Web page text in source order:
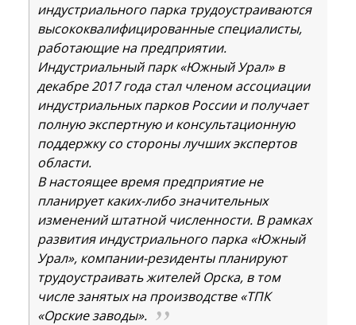
индустриального парка трудоустраиваются
высококвалифицированные специалисты,
работающие на предприятии.
Индустриальный парк «Южный Урал» в
декабре 2017 года стал членом ассоциации
индустриальных парков России и получает
полную экспертную и консультационную
поддержку со стороны лучших экспертов
области.
В настоящее время предприятие не
планирует каких-либо значительных
изменений штатной численности. В рамках
развития индустриального парка «Южный
Урал», компании-резиденты планируют
трудоустраивать жителей Орска, в том
числе занятых на производстве «ТПК
«Орские заводы».